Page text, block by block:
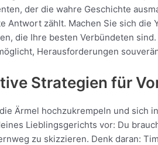
der die wahre Geschichte
Antwort zählt. Machen Sie sich die
die Ihre besten Verbündeten
Herausforderungen
Strategien für
Ärmel hochzukrempeln und sich
Lieblingsgerichts vor: Du
zu skizzieren. Denk daran: